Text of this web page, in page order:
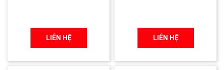
LIÊN HỆ LIÊN HỆ